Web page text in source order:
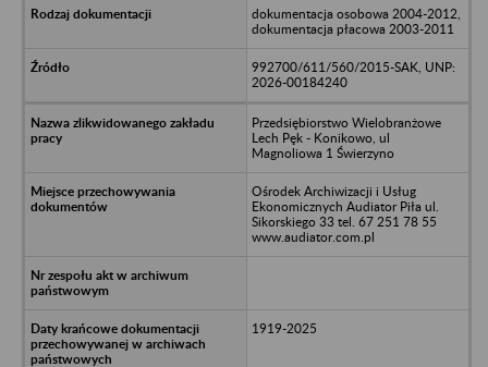
dokumentacja osobowa 2004-2012,
dokumentacja płacowa 2003-2011
992700/611/560/2015-SAK, UNP:
2026-00184240
Przedsiębiorstwo Wielobranżowe
Lech Pęk - Konikowo, ul
Magnoliowa 1 Świerzyno
Ośrodek Archiwizacji i Usług
Ekonomicznych Audiator Piła ul.
Sikorskiego 33 tel. 67 251 78 55
www.audiator.com.pl
1919-2025